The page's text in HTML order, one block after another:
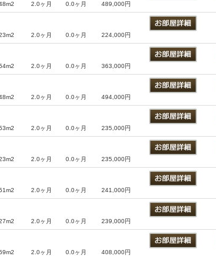
2.0ヶ月 0.0ヶ月 489,000円
2.0ヶ月 0.0ヶ月 224,000円
2.0ヶ月 0.0ヶ月 363,000円
2.0ヶ月 0.0ヶ月 494,000円
2.0ヶ月 0.0ヶ月 235,000円
2.0ヶ月 0.0ヶ月 235,000円
2.0ヶ月 0.0ヶ月 241,000円
2.0ヶ月 0.0ヶ月 239,000円
2.0ヶ月 0.0ヶ月 408,000円